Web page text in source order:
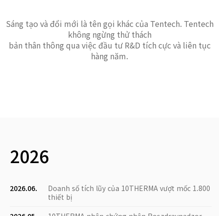
Sáng tạo và đổi mới là tên gọi khác của Tentech. Tentech
không ngừng thử thách
bản thân thông qua việc đầu tư R&D tích cực và liên tục
hàng năm.
2026
2026.06.
Doanh số tích lũy của 10THERMA vượt mốc 1.800
thiết bị